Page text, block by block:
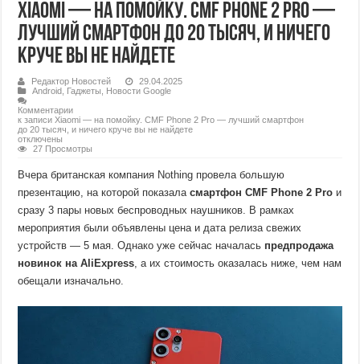
Xiaomi — на помойку. CMF Phone 2 Pro —
лучший смартфон до 20 тысяч, и ничего
круче вы не найдете
Редактор Новостей
29.04.2025
Android Гаджеты
Новости Google
Комментарии
к записи Xiaomi — на помойку. CMF Phone 2 Pro — лучший смартфон
до 20 тысяч, и ничего круче вы не найдете
отключены
27 Просмотры
Вчера британская компания Nothing провела большую
презентацию, на которой показаласмартфон CMF Phone 2 Pro и
сразу 3 пары новых беспроводных наушников. В рамках
мероприятия были объявлены цена и дата релиза свежих
устройств — 5 мая. Однако уже сейчас началась предпродажа
новинок на AliExpress, а их стоимость оказалась ниже, чем нам
обещали изначально.